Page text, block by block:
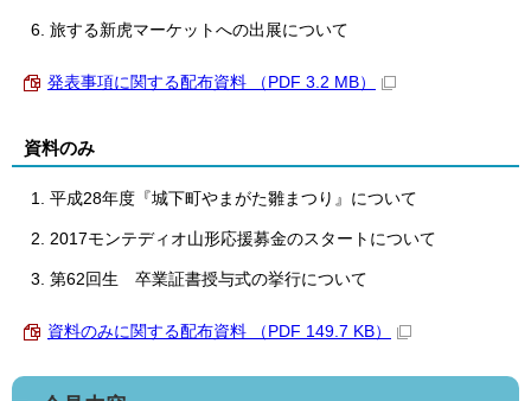
旅する新虎マーケットへの出展について
発表事項に関する配布資料 （PDF 3.2 MB）
資料のみ
平成28年度『城下町やまがた雛まつり』について
2017モンテディオ山形応援募金のスタートについて
第62回生 卒業証書授与式の挙行について
資料のみに関する配布資料 （PDF 149.7 KB）